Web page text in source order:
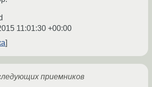
11:01:30 +00:00
приемников